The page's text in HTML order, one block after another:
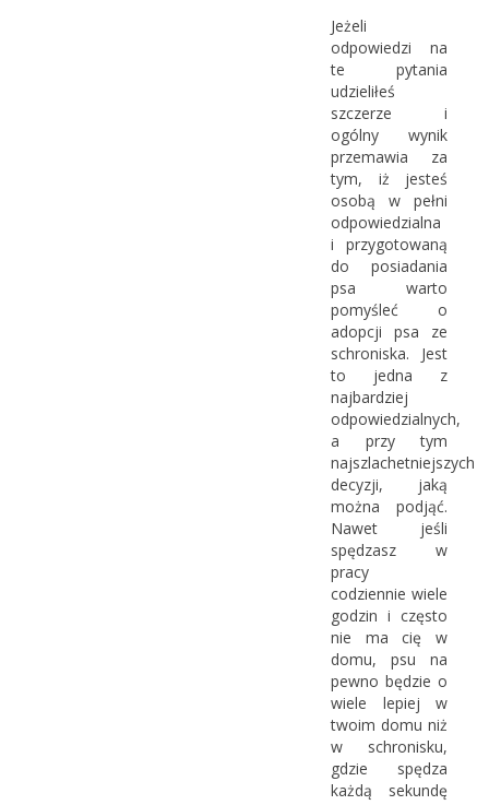
Jeżeli
odpowiedzi na
te pytania
udzieliłeś
szczerze i
ogólny wynik
przemawia za
tym, iż jesteś
osobą w pełni
odpowiedzialna
i przygotowaną
do posiadania
psa warto
pomyśleć o
adopcji psa ze
schroniska. Jest
to jedna z
najbardziej
odpowiedzialnych,
a przy tym
najszlachetniejszych
decyzji, jaką
można podjąć.
Nawet jeśli
spędzasz w
pracy
codziennie wiele
godzin i często
nie ma cię w
domu, psu na
pewno będzie o
wiele lepiej w
twoim domu niż
w schronisku,
gdzie spędza
każdą sekundę